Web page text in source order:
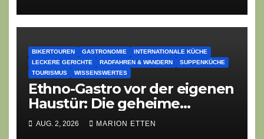
BIKERTOUREN GASTRONOMIE
INTERNATIONALE KÜCHE
LECKERE GERICHTE
RADFAHREN & WANDERN
SUPPENKÜCHE
TOURISMUS
WISSENSWERTES
Ethno-Gastro vor der eigenen
Haustür: Die geheime
kulinarische DNA des
Gasthofs „Zur Eiche“
AUG. 2, 2026 MARION ETTEN